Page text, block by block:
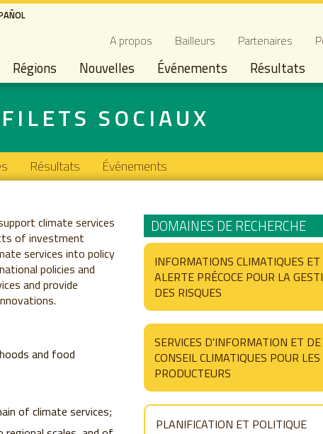
principal
Secondary navigation
A propos Bailleurs Partenaires
Régions Nouvelles Événements Résultats
SOCIAUX
Résultats Événements
climate services
of investment
services into policy
policies and
and provide
and food
of climate services;
DOMAINES DE RECHERCHE
INFORMATIONS CLIMATIQUES ET
ALERTE PRÉCOCE POUR LA
DES RISQUES
SERVICES D'INFORMATION ET DE
CONSEIL CLIMATIQUES POUR LES
PRODUCTEURS
PLANIFICATION ET POLITIQUE